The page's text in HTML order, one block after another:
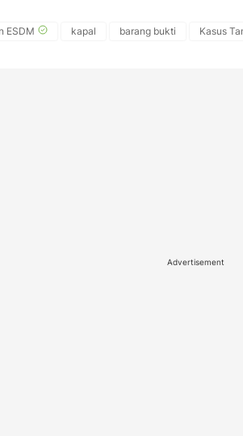
ESDM kapal barang bukti Kasus
Advertisement